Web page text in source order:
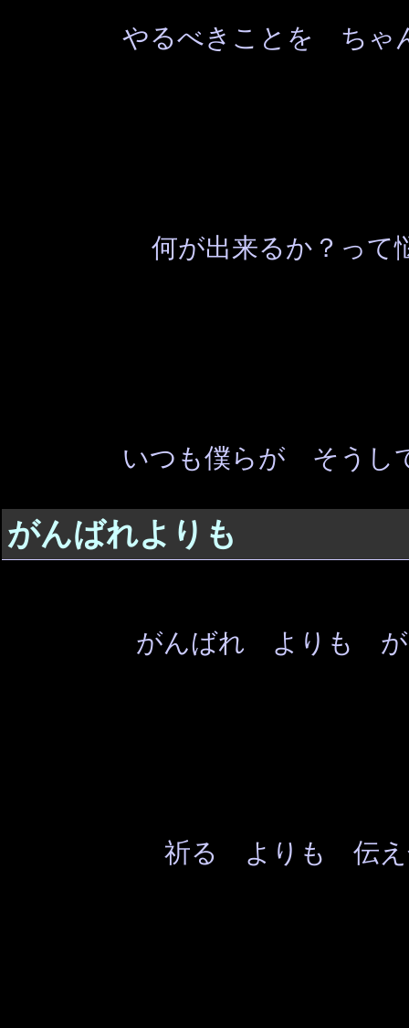
やるべきことを ちゃ
何が出来るか？って
いつも僕らが そうし
がんばれよりも
がんばれ よりも が
祈る よりも 伝え